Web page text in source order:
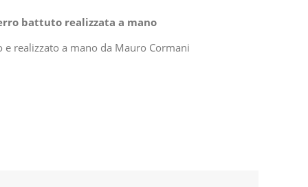
battuto realizzata a mano
realizzato a mano da Mauro Cormani